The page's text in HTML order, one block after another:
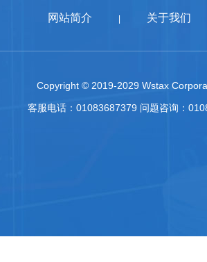
网站简介 关于我们
Copyright © 2019-2029 Wstax
客服电话：01083687379 问题咨询：